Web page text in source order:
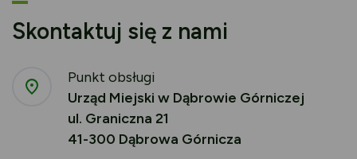
Skontaktuj się z nami
Punkt obsługi
Urząd Miejski w Dąbrowie Górniczej
ul. Graniczna 21
41-300 Dąbrowa Górnicza